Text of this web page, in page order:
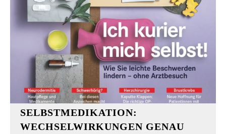
SELBSTMEDIKATION:
WECHSELWIRKUNGEN GENAU